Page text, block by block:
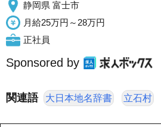
静岡県 富士市
月給25万円～28万円
正社員
Sponsored by
関連語 大日本地名辞書 立石村